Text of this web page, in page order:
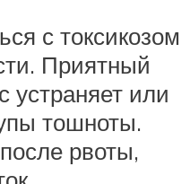
с токсикозом
Приятный
устраняет или
тошноты.
рвоты,